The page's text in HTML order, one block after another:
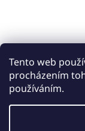
Tento web
procházením
používáním.